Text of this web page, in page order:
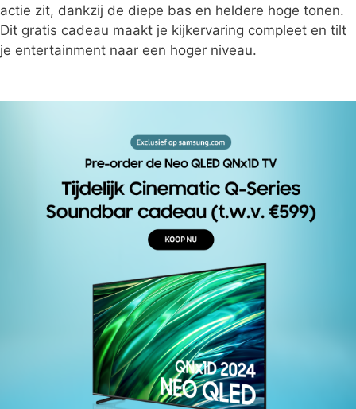
actie zit, dankzij de diepe bas en heldere hoge tonen.
Dit gratis cadeau maakt je kijkervaring compleet en tilt
je entertainment naar een hoger niveau.